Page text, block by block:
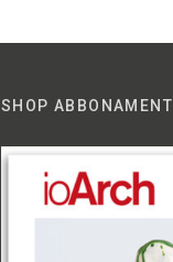
SHOP ABBONAMENTI